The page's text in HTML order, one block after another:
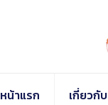
หน้าแรก เกี่ยวกั